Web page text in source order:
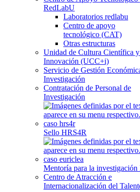
RedLabU
Laboratorios redlabu
Centro de apoyo
tecnológico (CAT)
Otras estructuras
Unidad de Cultura Científica y
Innovación (UCC+i)
Servicio de Gestión
Investigación
Contratación de Personal de
Investigación
Sello HRS4R
Mentoría para la investigación
Centro de Atracción e
Internacionalización del